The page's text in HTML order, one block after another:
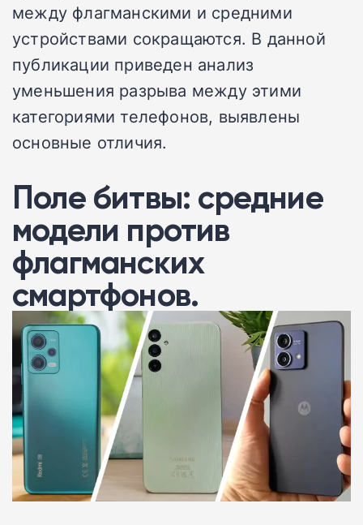
между флагманскими и средними
устройствами сокращаются. В данной
публикации приведен анализ
уменьшения разрыва между этими
категориями телефонов, выявлены
основные отличия.
Поле битвы: средние
модели против
флагманских
смартфонов.